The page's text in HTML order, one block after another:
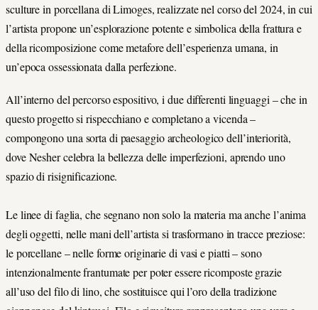
sculture in porcellana di Limoges, realizzate nel corso del 2024, in cui
l’artista propone un’esplorazione potente e simbolica della frattura e
della ricomposizione come metafore dell’esperienza umana, in
un’epoca ossessionata dalla perfezione.
All’interno del percorso espositivo, i due differenti linguaggi – che in
questo progetto si rispecchiano e completano a vicenda –
compongono una sorta di paesaggio archeologico dell’interiorità,
dove Nesher celebra la bellezza delle imperfezioni, aprendo uno
spazio di risignificazione.
Le linee di faglia, che segnano non solo la materia ma anche l’anima
degli oggetti, nelle mani dell’artista si trasformano in tracce preziose:
le porcellane – nelle forme originarie di vasi e piatti – sono
intenzionalmente frantumate per poter essere ricomposte grazie
all’uso del filo di lino, che sostituisce qui l’oro della tradizione